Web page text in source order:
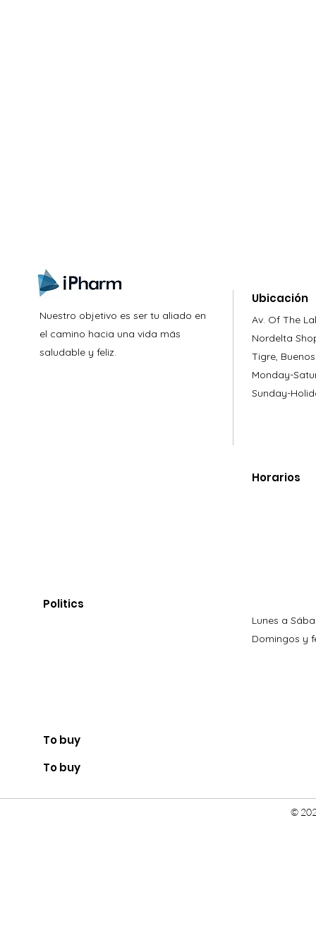
Nuestro objetivo es ser tu aliado en
el camino hacia una vida más
saludable y feliz.
Politics
To buy
To buy
Ubicación
Av. Of The
Nordelta
Tigre,
Monday-
Sunday-
Horarios
Lunes a
Domingos y
©